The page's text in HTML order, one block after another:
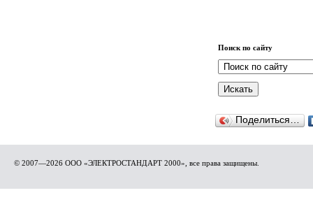
Поиск по сайту
Поделиться…
© 2007—2026 ООО «ЭЛЕКТРОСТАНДАРТ 2000», все права защищены.